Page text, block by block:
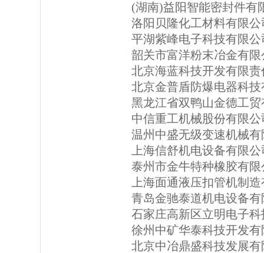
(湖南)益阳智能密封件有
洛阳贝隆化工材料有限公
平湖紫峰电子科技有限公
韶关市富洋粉末冶金有限
北京海蓝科技开发有限责
北京金普盾防爆电器科
黑龙江省双鸭山金德工
中信重工机械股份有限公
温州中盛无级变速机械有
上海信舒机电设备有限公
泰州市金牛特种橡胶有限
上海面通液压扣管机制
青岛金驰泰道机电设备有
石家庄高新区立明电子
徐州中矿华泰科技开发有
北京中冶鼎盛科技发展有